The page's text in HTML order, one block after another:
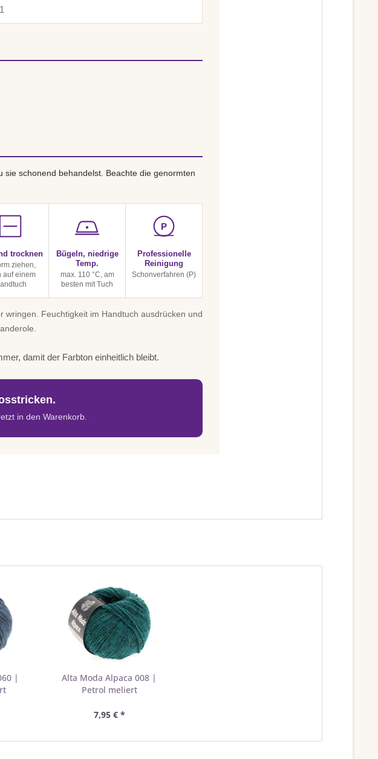
schonend behandelst. Beachte die genormten
trocknen
ziehen,
auf einem
Bügeln, niedrige
Temp.
max. 110 °C, am
besten mit Tuch
P
Professionelle
Reinigung
Schonverfahren (P)
wringen. Feuchtigkeit im Handtuch ausdrücken und
damit der Farbton einheitlich bleibt.
in den Warenkorb.
|
Alta Moda Alpaca 008 |
Petrol meliert
7,95 € *